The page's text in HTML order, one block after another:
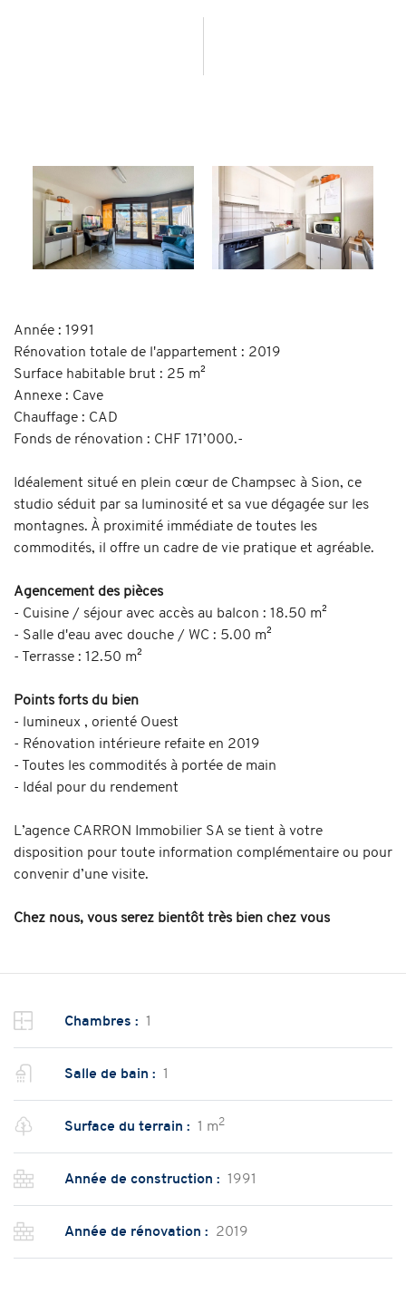
Année : 1991
Rénovation totale de l'appartement : 2019
Surface habitable brut : 25 m²
Annexe : Cave
Chauffage : CAD
Fonds de rénovation : CHF 171’000.-
Idéalement situé en plein cœur de Champsec à Sion, ce
studio séduit par sa luminosité et sa vue dégagée sur les
montagnes. À proximité immédiate de toutes les
commodités, il offre un cadre de vie pratique et agréable.
Agencement des pièces
- Cuisine / séjour avec accès au balcon : 18.50 m²
- Salle d'eau avec douche / WC : 5.00 m²
- Terrasse : 12.50 m²
Points forts du bien
- lumineux , orienté Ouest
- Rénovation intérieure refaite en 2019
- Toutes les commodités à portée de main
- Idéal pour du rendement
L’agence CARRON Immobilier SA se tient à votre
disposition pour toute information complémentaire ou pour
convenir d’une visite.
Chez nous, vous serez bientôt très bien chez vous
Chambres : 1
Salle de bain : 1
Surface du terrain : 1 m2
Année de construction : 1991
Année de rénovation : 2019